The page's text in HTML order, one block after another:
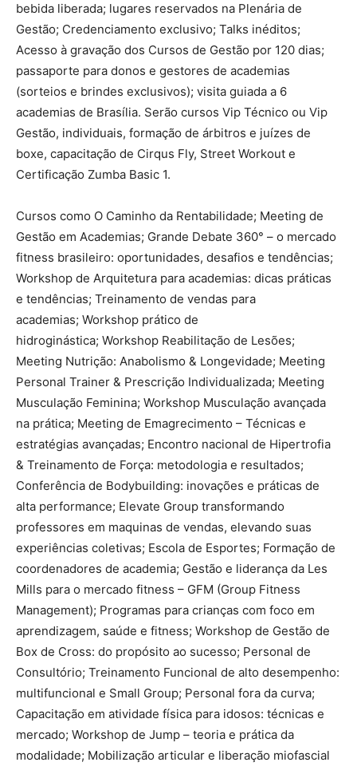
bebida liberada; lugares reservados na Plenária de
Gestão; Credenciamento exclusivo; Talks inéditos;
Acesso à gravação dos Cursos de Gestão por 120 dias;
passaporte para donos e gestores de academias
(sorteios e brindes exclusivos); visita guiada a 6
academias de Brasília. Serão cursos Vip Técnico ou Vip
Gestão, individuais, formação de árbitros e juízes de
boxe, capacitação de Cirqus Fly, Street Workout e
Certificação Zumba Basic 1.
Cursos como O Caminho da Rentabilidade; Meeting de
Gestão em Academias; Grande Debate 360° – o mercado
fitness brasileiro: oportunidades, desafios e tendências;
Workshop de Arquitetura para academias: dicas práticas
e tendências; Treinamento de vendas para
academias; Workshop prático de
hidroginástica; Workshop Reabilitação de Lesões;
Meeting Nutrição: Anabolismo & Longevidade; Meeting
Personal Trainer & Prescrição Individualizada; Meeting
Musculação Feminina; Workshop Musculação avançada
na prática; Meeting de Emagrecimento – Técnicas e
estratégias avançadas; Encontro nacional de Hipertrofia
& Treinamento de Força: metodologia e resultados;
Conferência de Bodybuilding: inovações e práticas de
alta performance; Elevate Group transformando
professores em maquinas de vendas, elevando suas
experiências coletivas; Escola de Esportes; Formação de
coordenadores de academia; Gestão e liderança da Les
Mills para o mercado fitness – GFM (Group Fitness
Management); Programas para crianças com foco em
aprendizagem, saúde e fitness; Workshop de Gestão de
Box de Cross: do propósito ao sucesso; Personal de
Consultório; Treinamento Funcional de alto desempenho:
multifuncional e Small Group; Personal fora da curva;
Capacitação em atividade física para idosos: técnicas e
mercado; Workshop de Jump – teoria e prática da
modalidade; Mobilização articular e liberação miofascial